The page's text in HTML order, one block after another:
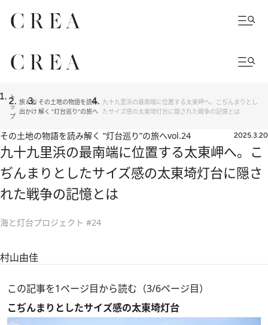
ト
ッ
プ
旅＆お
出かけ
その土地の物語を読み
解く “灯台巡り”の旅へ
九十九里浜の最南端に位置する太東岬へ。こぢんまりとし
たサイズ感の太東埼灯台に隠された戦争の記憶とは
その土地の物語を読み解く “灯台巡り”の旅へvol.24 2025.3.20
九十九里浜の最南端に位置する太東岬へ。こ
ぢんまりとしたサイズ感の太東埼灯台に隠さ
れた戦争の記憶とは
海と灯台プロジェクト #24
村山由佳
この記事を1ページ目から読む（3/6ページ目）
こぢんまりとしたサイズ感の太東埼灯台